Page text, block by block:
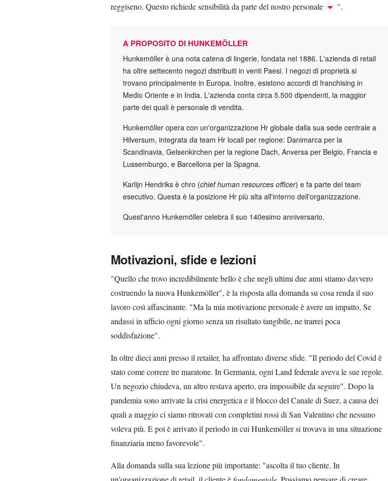
reggiseno. Questo richiede sensibilità da parte del nostro personale
".
A PROPOSITO DI HUNKEMÖLLER
Hunkemöller è una nota catena di lingerie, fondata nel 1886. L'azienda di retail
ha oltre settecento negozi distribuiti in venti Paesi. I negozi di proprietà si
trovano principalmente in Europa. Inoltre, esistono accordi di franchising in
Medio Oriente e in India. L'azienda conta circa 5.500 dipendenti, la maggior
parte dei quali è personale di vendita.
Hunkemöller opera con un'organizzazione Hr globale dalla sua sede centrale a
Hilversum, integrata da team Hr locali per regione: Danimarca per la
Scandinavia, Gelsenkirchen per la regione Dach, Anversa per Belgio, Francia e
Lussemburgo, e Barcellona per la Spagna.
Karlijn Hendriks è chro (chief human resources officer) e fa parte del team
esecutivo. Questa è la posizione Hr più alta all'interno dell'organizzazione.
Quest'anno Hunkemöller celebra il suo 140esimo anniversario.
Motivazioni, sfide e lezioni
"Quello che trovo incredibilmente bello è che negli ultimi due anni stiamo davvero
costruendo la nuova Hunkemöller", è la risposta alla domanda su cosa renda il suo
lavoro così affascinante. "Ma la mia motivazione personale è avere un impatto. Se
andassi in ufficio ogni giorno senza un risultato tangibile, ne trarrei poca
soddisfazione".
In oltre dieci anni presso il retailer, ha affrontato diverse sfide. "Il periodo del Covid è
stato come correre tre maratone. In Germania, ogni Land federale aveva le sue regole.
Un negozio chiudeva, un altro restava aperto, era impossibile da seguire". Dopo la
pandemia sono arrivate la crisi energetica e il blocco del Canale di Suez, a causa dei
quali a maggio ci siamo ritrovati con completini rossi di San Valentino che nessuno
voleva più. E poi è arrivato il periodo in cui Hunkemöller si trovava in una situazione
finanziaria meno favorevole".
Alla domanda sulla sua lezione più importante: "ascolta il tuo cliente. In